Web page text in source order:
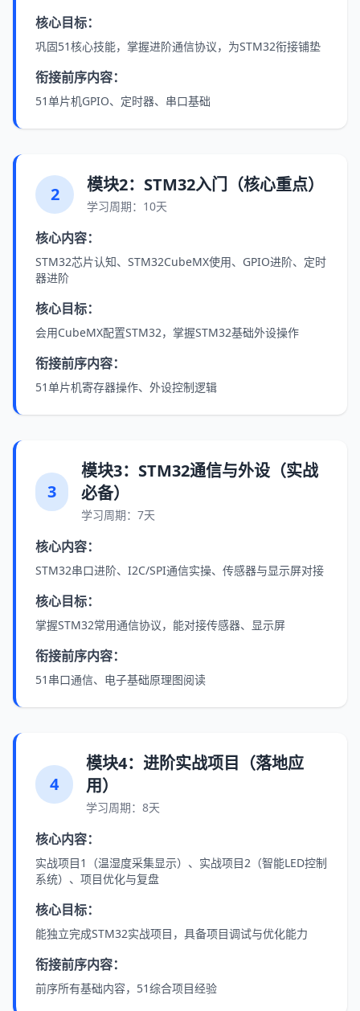
核心目标：
巩固51核心技能，掌握进阶通信协议，为STM32衔接铺垫
衔接前序内容：
51单片机GPIO、定时器、串口基础
2 模块2：STM32入门（核心重点）
学习周期：10天
核心内容：
STM32芯片认知、STM32CubeMX使用、GPIO进阶、定时
器进阶
核心目标：
会用CubeMX配置STM32，掌握STM32基础外设操作
衔接前序内容：
51单片机寄存器操作、外设控制逻辑
3
模块3：STM32通信与外设（实战
必备）
学习周期：7天
核心内容：
STM32串口进阶、I2C/SPI通信实操、传感器与显示屏对接
核心目标：
掌握STM32常用通信协议，能对接传感器、显示屏
衔接前序内容：
51串口通信、电子基础原理图阅读
4
模块4：进阶实战项目（落地应
用）
学习周期：8天
核心内容：
实战项目1（温湿度采集显示）、实战项目2（智能LED控制
系统）、项目优化与复盘
核心目标：
能独立完成STM32实战项目，具备项目调试与优化能力
衔接前序内容：
前序所有基础内容，51综合项目经验